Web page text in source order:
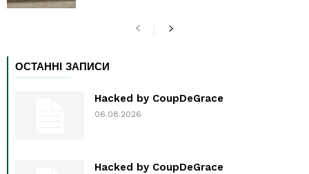
ОСТАННІ ЗАПИСИ
Hacked by CoupDeGrace
06.08.2026
Hacked by CoupDeGrace